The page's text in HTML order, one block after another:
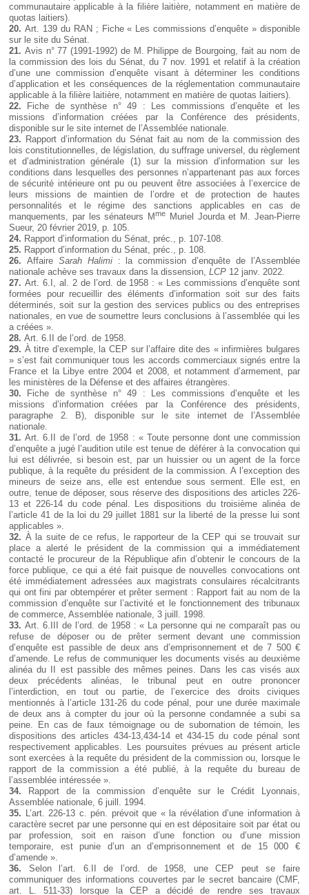
communautaire applicable à la filière laitière, notamment en matière de
quotas laitiers).
20. Art. 139 du RAN ; Fiche « Les commissions d’enquête » disponible
sur le site du Sénat.
21. Avis n° 77 (1991-1992) de M. Philippe de Bourgoing, fait au nom de
la commission des lois du Sénat, du 7 nov. 1991 et relatif à la création
d’une une commission d’enquête visant à déterminer les conditions
d’application et les conséquences de la réglementation communautaire
applicable à la filière laitière, notamment en matière de quotas laitiers).
22.
Fiche de synthèse n° 49 : Les commissions d’enquête et les
missions d’information créées par la Conférence des présidents,
disponible sur le site internet de l’Assemblée nationale.
23. Rapport d’information du Sénat fait au nom de la commission des
lois constitutionnelles, de législation, du suffrage universel, du règlement
et d’administration générale (1) sur la mission d’information sur les
conditions dans lesquelles des personnes n’appartenant pas aux forces
de sécurité intérieure ont pu ou peuvent être associées à l’exercice de
leurs missions de maintien de l’ordre et de protection de hautes
personnalités et le régime des sanctions applicables en cas de
manquements, par les sénateurs Mme
Muriel Jourda et M. Jean-Pierre
Sueur, 20 février 2019, p. 105.
24. Rapport d’information du Sénat, préc., p. 107-108.
25. Rapport d’information du Sénat, préc., p. 108.
26. Affaire Sarah Halimi: la commission d’enquête de l’Assemblée
nationale achève ses travaux dans la dissension, LCP 12 janv. 2022.
27. Art. 6.I, al. 2 de l’ord. de 1958 : « Les commissions d’enquête sont
formées pour recueillir des éléments d’information soit sur des faits
déterminés, soit sur la gestion des services publics ou des entreprises
nationales, en vue de soumettre leurs conclusions à l’assemblée qui les
a créées ».
28. Art. 6.II de l’ord. de 1958.
29. À titre d’exemple, la CEP sur l’affaire dite des « infirmières bulgares
» s’est fait communiquer tous les accords commerciaux signés entre la
France et la Libye entre 2004 et 2008, et notamment d’armement, par
les ministères de la Défense et des affaires étrangères.
30.
Fiche de synthèse n° 49 : Les commissions d’enquête et les
missions d’information créées par la Conférence des présidents,
paragraphe 2. B), disponible sur le site internet de l’Assemblée
nationale.
31.Art. 6.II de l’ord. de 1958 : « Toute personne dont une commission
d’enquête a jugé l’audition utile est tenue de déférer à la convocation qui
lui est délivrée, si besoin est, par un huissier ou un agent de la force
publique, à la requête du président de la commission. A l’exception des
mineurs de seize ans, elle est entendue sous serment. Elle est, en
outre, tenue de déposer, sous réserve des dispositions des articles 226-
13 et 226-14 du code pénal. Les dispositions du troisième alinéa de
l’article 41 de la loi du 29 juillet 1881 sur la liberté de la presse lui sont
applicables ».
32. À la suite de ce refus, le rapporteur de la CEP qui se trouvait sur
place a alerté le président de la commission qui a immédiatement
contacté le procureur de la République afin d’obtenir le concours de la
force publique, ce qui a été fait puisque de nouvelles convocations ont
été immédiatement adressées aux magistrats consulaires récalcitrants
qui ont fini par obtempérer et prêter serment : Rapport fait au nom de la
commission d’enquête sur l’activité et le fonctionnement des tribunaux
de commerce, Assemblée nationale, 3 juill. 1998.
33. Art. 6.III de l’ord. de 1958 : « La personne qui ne comparaît pas ou
refuse de déposer ou de prêter serment devant une commission
d’enquête est passible de deux ans d’emprisonnement et de 7 500 €
d’amende. Le refus de communiquer les documents visés au deuxième
alinéa du II est passible des mêmes peines. Dans les cas visés aux
deux précédents alinéas, le tribunal peut en outre prononcer
l’interdiction, en tout ou partie, de l’exercice des droits civiques
mentionnés à l’article 131-26 du code pénal, pour une durée maximale
de deux ans à compter du jour où la personne condamnée a subi sa
peine. En cas de faux témoignage ou de subornation de témoin, les
dispositions des articles 434-13,434-14 et 434-15 du code pénal sont
respectivement applicables. Les poursuites prévues au présent article
sont exercées à la requête du président de la commission ou, lorsque le
rapport de la commission a été publié, à la requête du bureau de
l’assemblée intéressée ».
34.
Rapport de la commission d’enquête sur le Crédit Lyonnais,
Assemblée nationale, 6 juill. 1994.
35. L’art. 226-13 c. pén. prévoit que « la révélation d’une information à
caractère secret par une personne qui en est dépositaire soit par état ou
par profession, soit en raison d’une fonction ou d’une mission
temporaire, est punie d’un an d’emprisonnement et de 15 000 €
d’amende ».
36. Selon l’art. 6.II de l’ord. de 1958, une CEP peut se faire
communiquer des informations couvertes par le secret bancaire (CMF,
art. L. 511-33) lorsque la CEP a décidé de rendre ses travaux